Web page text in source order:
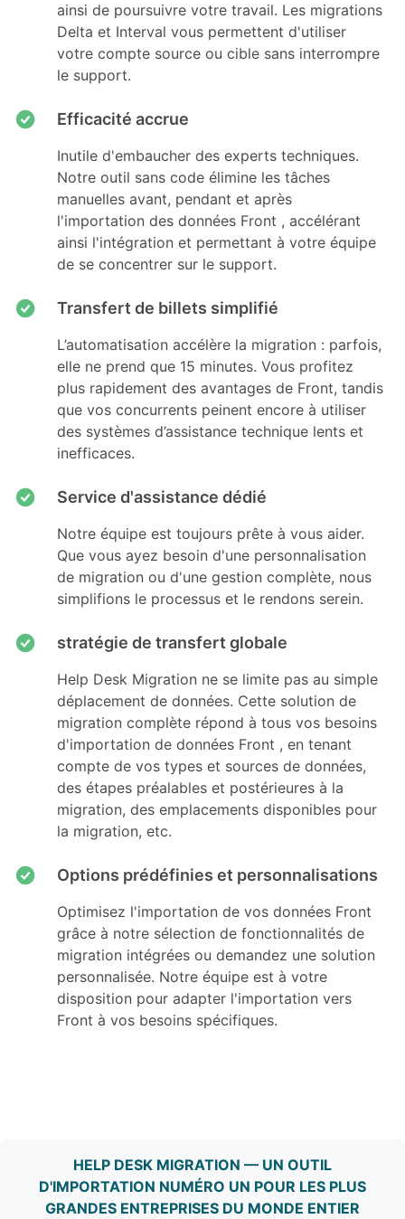
ainsi de poursuivre votre travail. Les migrations
Delta et Interval vous permettent d'utiliser
votre compte source ou cible sans interrompre
le support.
Efficacité accrue
Inutile d'embaucher des experts techniques.
Notre outil sans code élimine les tâches
manuelles avant, pendant et après
l'importation des données Front , accélérant
ainsi l'intégration et permettant à votre équipe
de se concentrer sur le support.
Transfert de billets simplifié
L’automatisation accélère la migration : parfois,
elle ne prend que 15 minutes. Vous profitez
plus rapidement des avantages de Front, tandis
que vos concurrents peinent encore à utiliser
des systèmes d’assistance technique lents et
inefficaces.
Service d'assistance dédié
Notre équipe est toujours prête à vous aider.
Que vous ayez besoin d'une personnalisation
de migration ou d'une gestion complète, nous
simplifions le processus et le rendons serein.
stratégie de transfert globale
Help Desk Migration ne se limite pas au simple
déplacement de données. Cette solution de
migration complète répond à tous vos besoins
d'importation de données Front , en tenant
compte de vos types et sources de données,
des étapes préalables et postérieures à la
migration, des emplacements disponibles pour
la migration, etc.
Options prédéfinies et personnalisations
Optimisez l'importation de vos données Front
grâce à notre sélection de fonctionnalités de
migration intégrées ou demandez une solution
personnalisée. Notre équipe est à votre
disposition pour adapter l'importation vers
Front à vos besoins spécifiques.
HELP DESK MIGRATION — UN OUTIL
D'IMPORTATION NUMÉRO UN POUR LES PLUS
GRANDES ENTREPRISES DU MONDE ENTIER